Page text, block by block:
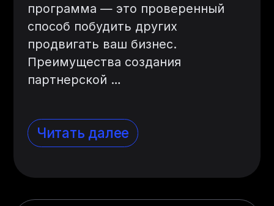
программа — это проверенный
способ побудить других
продвигать ваш бизнес.
Преимущества создания
партнерской …
Читать далее